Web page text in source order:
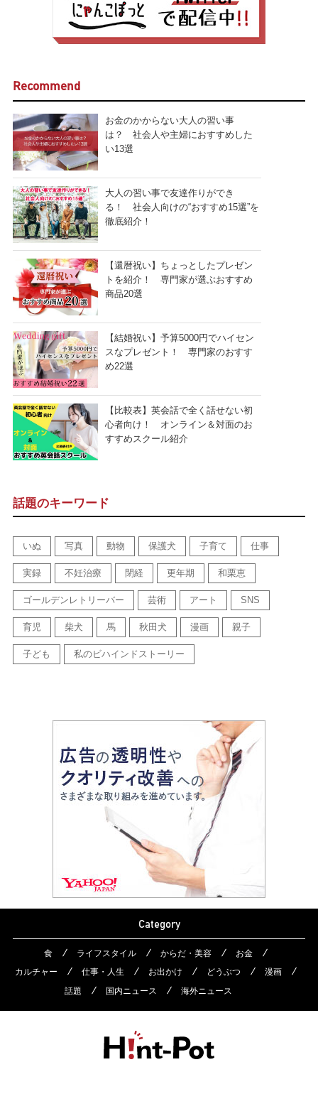
Recommend
お金のかからない大人の習い事
は？ 社会人や主婦におすすめした
い13選
大人の習い事で友達作りができ
る！ 社会人向けの“おすすめ15選”を
徹底紹介！
【還暦祝い】ちょっとしたプレゼン
トを紹介！ 専門家が選ぶおすすめ
商品20選
【結婚祝い】予算5000円でハイセン
スなプレゼント！ 専門家のおすす
め22選
【比較表】英会話で全く話せない初
心者向け！ オンライン＆対面のお
すすめスクール紹介
話題のキーワード
いぬ 写真 動物 保護犬 子育て 仕事
実録 不妊治療 閉経 更年期 和栗恵
ゴールデンレトリーバー 芸術 アート SNS
育児 柴犬 馬 秋田犬 漫画 親子
子ども 私のビハインドストーリー
Category
食 ライフスタイル からだ・美容
お金
カルチャー
仕事・人生 お出かけ どうぶつ
漫画
話題
国内ニュース 海外ニュース